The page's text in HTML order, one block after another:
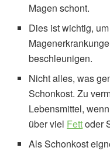
Magen schont.
Dies ist wichtig,
beschleunigen.
Nicht alles, was
Schonkost. Zu
Lebensmittel,
über viel Fettoder
Als Schonkost